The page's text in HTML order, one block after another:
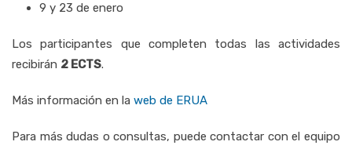
9 y 23 de enero
Los participantes que completen todas las actividades
recibirán 2 ECTS.
Más información en la web de ERUA
Para más dudas o consultas, puede contactar con el equipo